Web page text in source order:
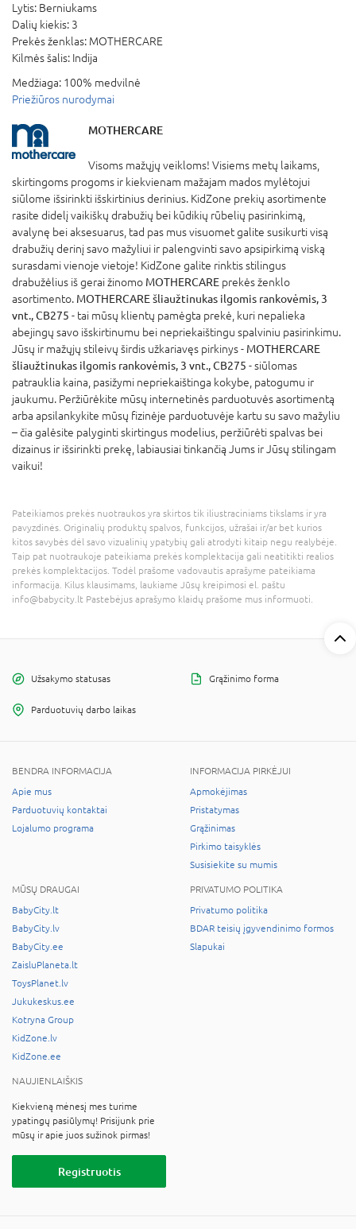
Lytis: Berniukams
Dalių kiekis: 3
Prekės ženklas: MOTHERCARE
Kilmės šalis: Indija
Medžiaga: 100% medvilnė
Priežiūros nurodymai
MOTHERCARE
Visoms mažųjų veikloms! Visiems metų laikams,
skirtingoms progoms ir kiekvienam mažajam mados mylėtojui
siūlome išsirinkti išskirtinius derinius. KidZone prekių asortimente
rasite didelį vaikiškų drabužių bei kūdikių rūbelių pasirinkimą,
avalynę bei aksesuarus, tad pas mus visuomet galite susikurti visą
drabužių derinį savo mažyliui ir palengvinti savo apsipirkimą viską
surasdami vienoje vietoje! KidZone galite rinktis stilingus
drabužėlius iš gerai žinomo MOTHERCARE prekės ženklo
asortimento. MOTHERCARE šliaužtinukas ilgomis rankovėmis, 3
vnt., CB275 - tai mūsų klientų pamėgta prekė, kuri nepalieka
abejingų savo išskirtinumu bei nepriekaištingu spalviniu pasirinkimu.
Jūsų ir mažųjų stileivų širdis užkariavęs pirkinys - MOTHERCARE
šliaužtinukas ilgomis rankovėmis, 3 vnt., CB275 - siūlomas
patrauklia kaina, pasižymi nepriekaištinga kokybe, patogumu ir
jaukumu. Peržiūrėkite mūsų internetinės parduotuvės asortimentą
arba apsilankykite mūsų fizinėje parduotuvėje kartu su savo mažyliu
– čia galėsite palyginti skirtingus modelius, peržiūrėti spalvas bei
dizainus ir išsirinkti prekę, labiausiai tinkančią Jums ir Jūsų stilingam
vaikui!
Pateikiamos prekės nuotraukos yra skirtos tik iliustraciniams tikslams ir yra
pavyzdinės. Originalių produktų spalvos, funkcijos, užrašai ir/ar bet kurios
kitos savybės dėl savo vizualinių ypatybių gali atrodyti kitaip negu realybėje.
Taip pat nuotraukoje pateikiama prekės komplektacija gali neatitikti realios
prekės komplektacijos. Todėl prašome vadovautis aprašyme pateikiama
informacija. Kilus klausimams, laukiame Jūsų kreipimosi el. paštu
info@babycity.lt Pastebėjus aprašymo klaidų prašome mus informuoti.
Užsakymo statusas Grąžinimo forma
Parduotuvių darbo laikas
BENDRA INFORMACIJA
Apie mus
Parduotuvių kontaktai
Lojalumo programa
INFORMACIJA PIRKĖJUI
Apmokėjimas
Pristatymas
Grąžinimas
Pirkimo taisyklės
Susisiekite su mumis
MŪSŲ DRAUGAI
BabyCity.lt
BabyCity.lv
BabyCity.ee
ZaisluPlaneta.lt
ToysPlanet.lv
Jukukeskus.ee
Kotryna Group
KidZone.lv
KidZone.ee
PRIVATUMO POLITIKA
Privatumo politika
BDAR teisių įgyvendinimo formos
Slapukai
NAUJIENLAIŠKIS
Kiekvieną mėnesį mes turime
ypatingų pasiūlymų! Prisijunk prie
mūsų ir apie juos sužinok pirmas!
Registruotis